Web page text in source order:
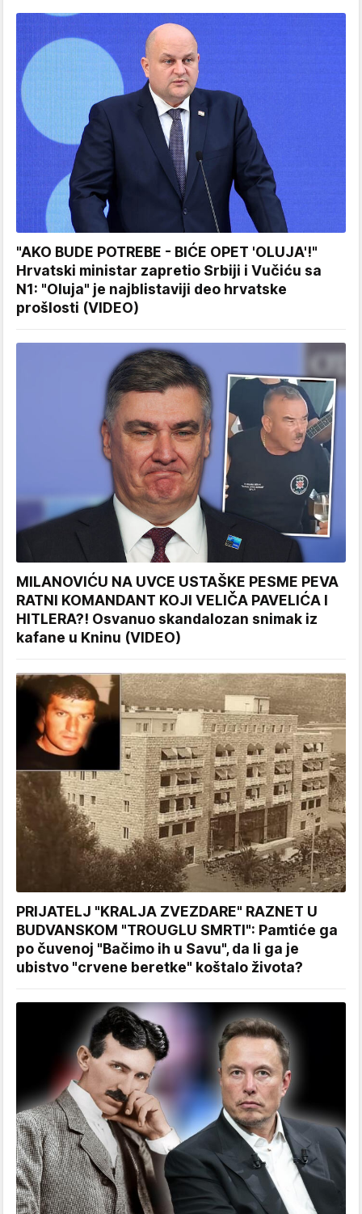
"AKO BUDE POTREBE - BIĆE OPET 'OLUJA'!"
Hrvatski ministar zapretio Srbiji i Vučiću sa
N1: "Oluja" je najblistaviji deo hrvatske
prošlosti (VIDEO)
MILANOVIĆU NA UVCE USTAŠKE PESME PEVA
RATNI KOMANDANT KOJI VELIČA PAVELIĆA I
HITLERA?! Osvanuo skandalozan snimak iz
kafane u Kninu (VIDEO)
PRIJATELJ "KRALJA ZVEZDARE" RAZNET U
BUDVANSKOM "TROUGLU SMRTI": Pamtiće ga
po čuvenoj "Bačimo ih u Savu", da li ga je
ubistvo "crvene beretke" koštalo života?